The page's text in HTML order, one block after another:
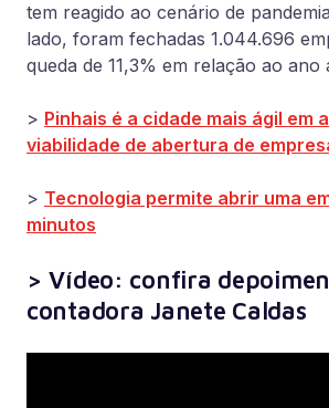
tem reagido ao cenário de
lado, foram fechadas 1.044.696
queda de 11,3% em relação ao ano
> Pinhais é a cidade mais ágil em
viabilidade de abertura de
> Tecnologia permite abrir uma
minutos
> Vídeo: confira
contadora Janete Caldas